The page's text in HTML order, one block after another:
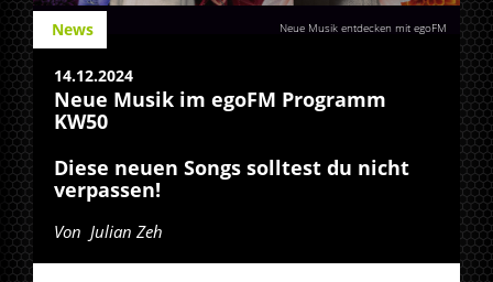
Neue Musik entdecken mit egoFM
News
14.12.2024
Neue Musik im egoFM Programm
KW50
Diese neuen Songs solltest du nicht
verpassen!
Von Julian Zeh